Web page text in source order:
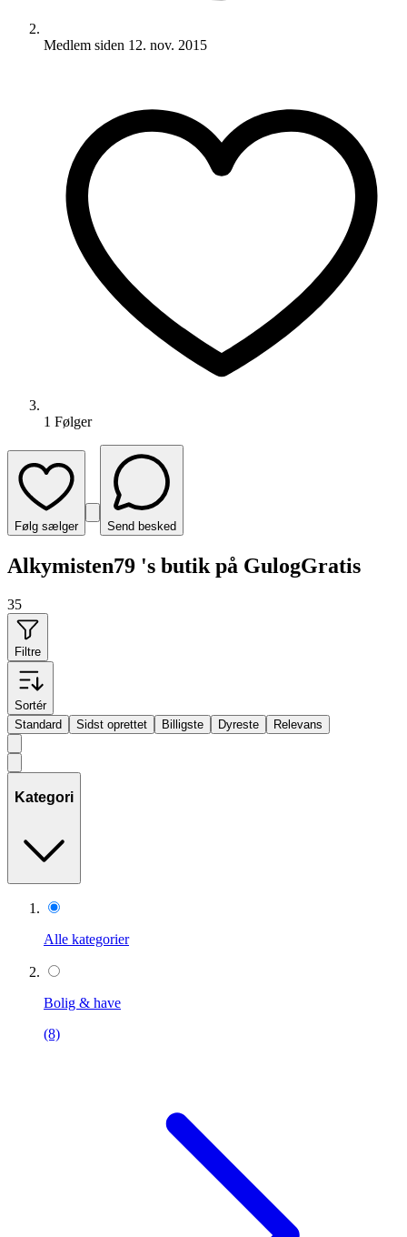
Medlem siden 12. nov. 2015
1 Følger
Følg sælger Send besked
Alkymisten79 's butik på GulogGratis
35
Filtre
Sortér
Standard
Sidst oprettet Billigste Dyreste Relevans
Kategori
Alle kategorier
Bolig & have
(8)